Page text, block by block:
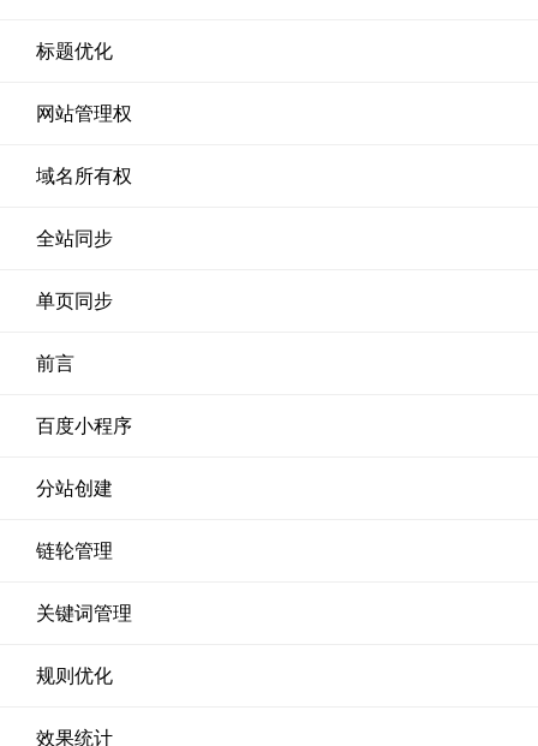
标题优化
网站管理权
域名所有权
全站同步
单页同步
前言
百度小程序
分站创建
链轮管理
关键词管理
规则优化
效果统计